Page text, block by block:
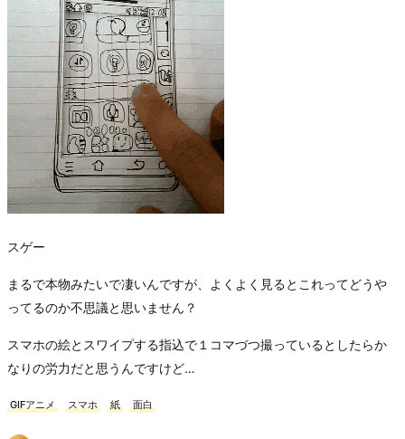
スゲー
まるで本物みたいで凄いんですが、よくよく見るとこれってどうや
ってるのか不思議と思いません？
スマホの絵とスワイプする指込で１コマづつ撮っているとしたらか
なりの労力だと思うんですけど…
GIFアニメ スマホ 紙 面白